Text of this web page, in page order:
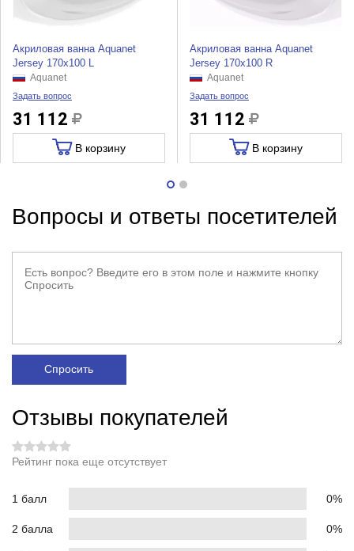
Акриловая ванна Aquanet
Jersey 170x100 L
Aquanet
Задать вопрос
31 112
В корзину
Акриловая ванна Aquanet
Jersey 170x100 R
Aquanet
Задать вопрос
31 112
В корзину
Вопросы и ответы посетителей
Спросить
Отзывы покупателей
Рейтинг пока еще отсутствует
1 балл 0%
2 балла 0%